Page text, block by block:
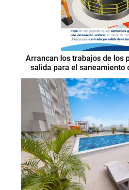
Arrancan los trabajos de los
salida para el saneamiento